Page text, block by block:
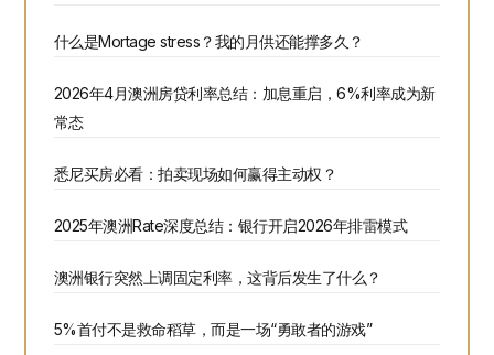
什么是Mortage stress？我的月供还能撑多久？
2026年4月澳洲房贷利率总结：加息重启，6%利率成为新
常态
悉尼买房必看：拍卖现场如何赢得主动权？
2025年澳洲Rate深度总结：银行开启2026年排雷模式
澳洲银行突然上调固定利率，这背后发生了什么？
5%首付不是救命稻草，而是一场“勇敢者的游戏”